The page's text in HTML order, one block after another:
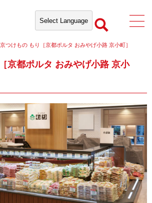
京つけもの もり［京都ポルタ おみやげ小路 京小町］
京都ポルタ おみやげ小路 京小